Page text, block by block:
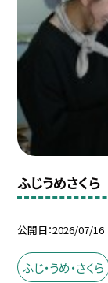
ふじうめさく
公開日 2026/07/16
ふじ・うめ・さくら